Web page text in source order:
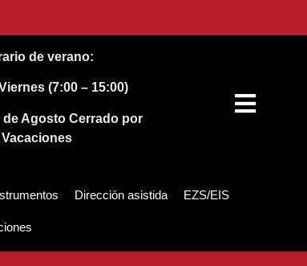
de verano:
(7:00 – 15:00)
de AgostoCerrado por
Vacaciones
Dirección asistida EZS/EIS